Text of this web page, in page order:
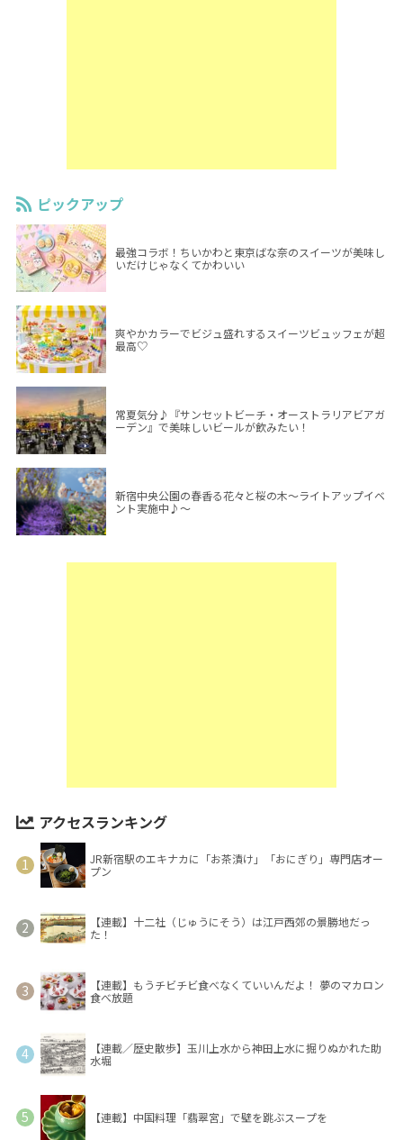
ピックアップ
最強コラボ！ちいかわと東京ばな奈のスイーツが美味し
いだけじゃなくてかわいい
爽やかカラーでビジュ盛れするスイーツビュッフェが超
最高♡
常夏気分♪『サンセットビーチ・オーストラリアビアガ
ーデン』で美味しいビールが飲みたい！
新宿中央公園の春香る花々と桜の木～ライトアップイベ
ント実施中♪～
アクセスランキング
JR新宿駅のエキナカに「お茶漬け」「おにぎり」専門店オー
プン
【連載】十二社（じゅうにそう）は江戸西郊の景勝地だっ
た！
【連載】もうチビチビ食べなくていいんだよ！ 夢のマカロン
食べ放題
【連載／歴史散歩】玉川上水から神田上水に掘りぬかれた助
水堀
【連載】中国料理「翡翠宮」で壁を跳ぶスープを